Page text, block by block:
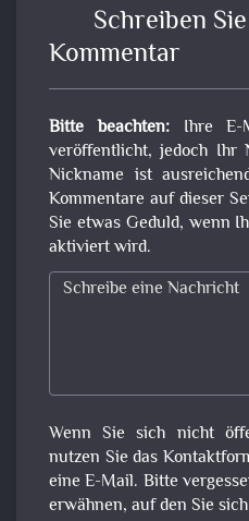
Schreiben
Kommentar
Bitte beachten:Ihre E-
veröffentlicht, jedoch Ihr
Nickname ist
Kommentare auf dieser
Sie etwas Geduld, wenn
aktiviert wird.
Wenn Sie sich nicht
nutzen Sie das
eine E-Mail. Bitte
erwähnen, auf den Sie